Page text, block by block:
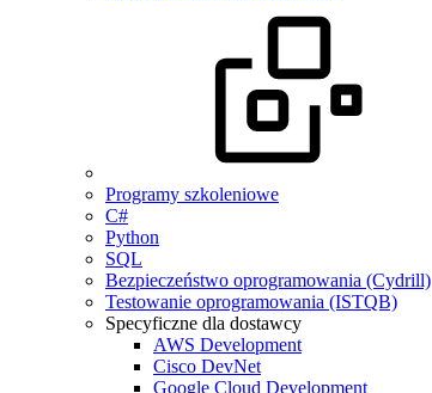
Programy szkoleniowe
C#
Python
SQL
Bezpieczeństwo oprogramowania (Cydrill)
Testowanie oprogramowania (ISTQB)
Specyficzne dla dostawcy
AWS Development
Cisco DevNet
Google Cloud Development